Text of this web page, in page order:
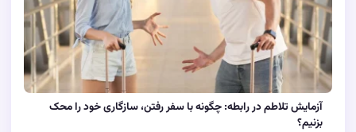
آزمایش تلاطم در رابطه: چگونه با سفر رفتن، سازگاری خود را محک
بزنیم؟